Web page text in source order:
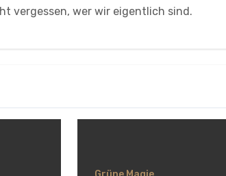
vergessen, wer wir eigentlich sind.